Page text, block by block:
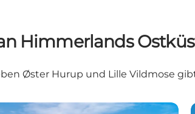
Himmerlands
Øster Hurup und Lille Vildmose
Center